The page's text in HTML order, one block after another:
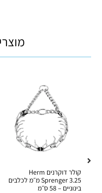
קולר דוקרנים Herm
Sprenger 3.25 מ״מ לכלבים
בינוניים – 58 ס״מ